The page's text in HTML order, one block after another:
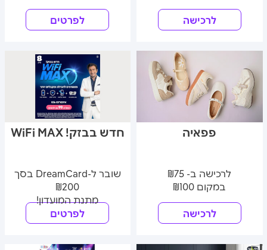
לפרטים לרכישה
חדש בבזק! WiFi MAX
שובר ל-DreamCard בסך
₪200
מתנת המועדון!
לפרטים
פפאיה
לרכישה ב- ₪75
במקום ₪100
לרכישה